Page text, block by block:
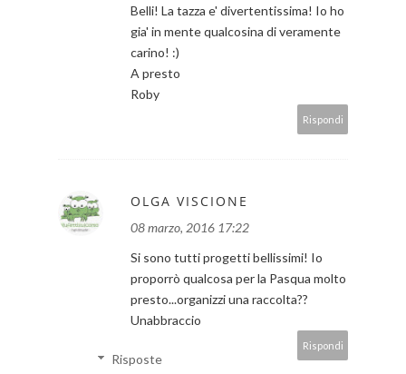
Belli! La tazza e' divertentissima! Io ho
gia' in mente qualcosina di veramente
carino! :)
A presto
Roby
Rispondi
OLGA VISCIONE
08 marzo, 2016 17:22
Si sono tutti progetti bellissimi! Io
proporrò qualcosa per la Pasqua molto
presto...organizzi una raccolta??
Unabbraccio
Rispondi
Risposte